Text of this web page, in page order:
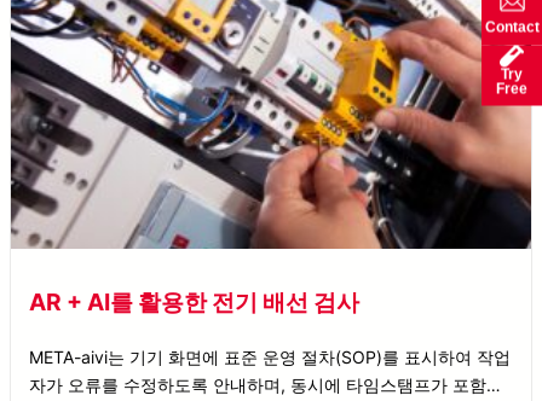
AR + AI를 활용한 전기 배선 검사
META-aivi는 기기 화면에 표준 운영 절차(SOP)를 표시하여 작업
자가 오류를 수정하도록 안내하며, 동시에 타임스탬프가 포함된
Contact
Try
Free